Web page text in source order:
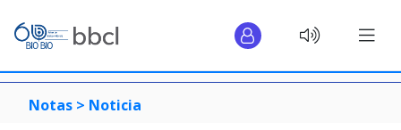
Notas > Noticia